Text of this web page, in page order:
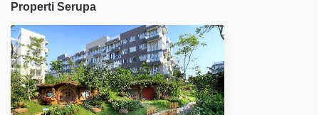
Properti Serupa